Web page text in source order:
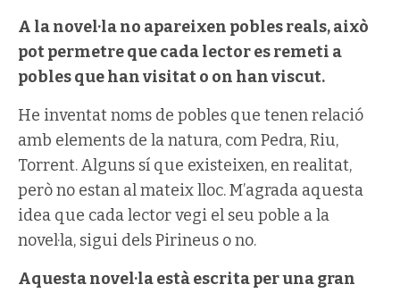
A la novel·la no apareixen pobles reals, això
pot permetre que cada lector es remeti a
pobles que han visitat o on han viscut.
He inventat noms de pobles que tenen relació
amb elements de la natura, com Pedra, Riu,
Torrent. Alguns sí que existeixen, en realitat,
però no estan al mateix lloc. M’agrada aquesta
idea que cada lector vegi el seu poble a la
novel·la, sigui dels Pirineus o no.
Aquesta novel·la està escrita per una gran